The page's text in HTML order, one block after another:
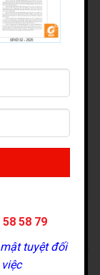
73.842m2 cùng
Dự án được
hợp bao gồm
với đó là chuỗi
khách hàng.
sản phẩm
m2 và phần
triển khai thi
58 58 79
tuyệt đối